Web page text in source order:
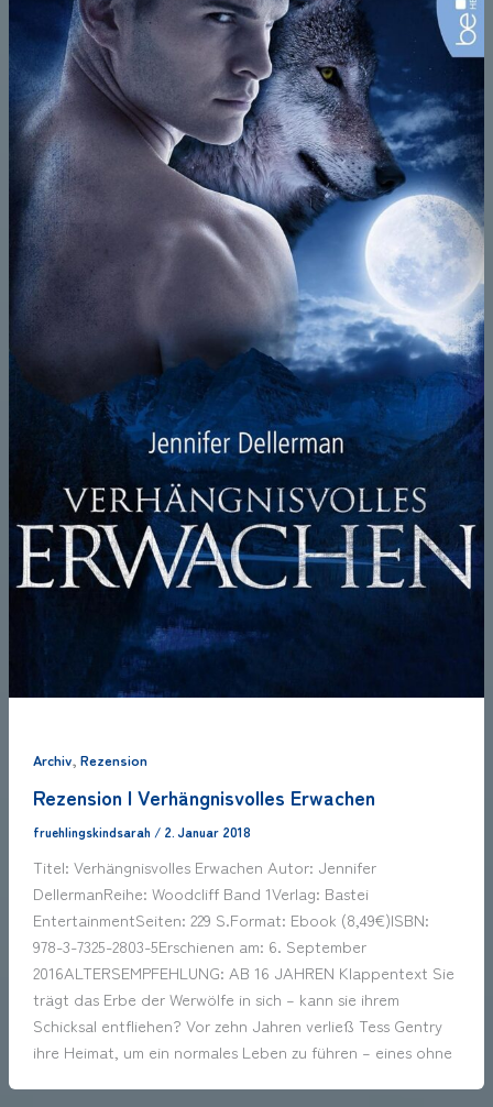
Archiv, Rezension
Rezension | Verhängnisvolles Erwachen
fruehlingskindsarah / 2. Januar 2018
Titel: Verhängnisvolles Erwachen Autor: Jennifer
DellermanReihe: Woodcliff Band 1Verlag: Bastei
EntertainmentSeiten: 229 S.Format: Ebook (8,49€)ISBN:
978-3-7325-2803-5Erschienen am: 6. September
2016ALTERSEMPFEHLUNG: AB 16 JAHREN Klappentext Sie
trägt das Erbe der Werwölfe in sich – kann sie ihrem
Schicksal entfliehen? Vor zehn Jahren verließ Tess Gentry
ihre Heimat, um ein normales Leben zu führen – eines ohne